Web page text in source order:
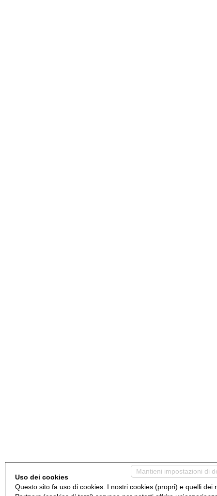
Mantieni impostazioni di
Uso dei cookies
Questo sito fa uso di cookies. I nostri cookies (propri) e quelli dei